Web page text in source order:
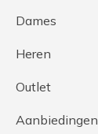
Dames
Heren
Outlet
Aanbiedingen